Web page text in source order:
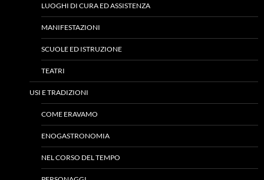
LUOGHI DI CURA ED ASSISTENZA
MANIFESTAZIONI
SCUOLE ED ISTRUZIONE
TEATRI
USI E TRADIZIONI
COME ERAVAMO
ENOGASTRONOMIA
NEL CORSO DEL TEMPO